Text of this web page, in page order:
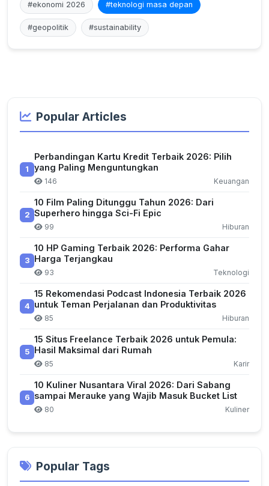
#ekonomi 2026 #teknologi masa depan
#geopolitik #sustainability
Popular Articles
1
Perbandingan Kartu Kredit Terbaik 2026: Pilih
yang Paling Menguntungkan
146 Keuangan
2
10 Film Paling Ditunggu Tahun 2026: Dari
Superhero hingga Sci-Fi Epic
99 Hiburan
3
10 HP Gaming Terbaik 2026: Performa Gahar
Harga Terjangkau
93 Teknologi
4
15 Rekomendasi Podcast Indonesia Terbaik 2026
untuk Teman Perjalanan dan Produktivitas
85 Hiburan
5
15 Situs Freelance Terbaik 2026 untuk Pemula:
Hasil Maksimal dari Rumah
85 Karir
6
10 Kuliner Nusantara Viral 2026: Dari Sabang
sampai Merauke yang Wajib Masuk Bucket List
80 Kuliner
Popular Tags